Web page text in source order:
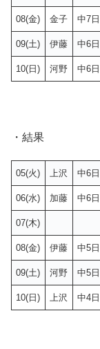
08(金) 金子 中7日
09(土) 伊藤 中6日
10(日) 河野 中6日
・結果
05(火) 上沢 中6日
06(水) 加藤 中6日
07(木)
08(金) 伊藤 中5日
09(土) 河野 中5日
10(日) 上沢 中4日